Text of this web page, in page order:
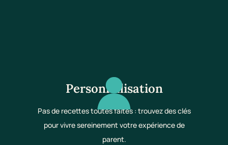
Personnalisation
Pas de recettes toutes faites : trouvez des clés
pour vivre sereinement votre expérience de
parent.